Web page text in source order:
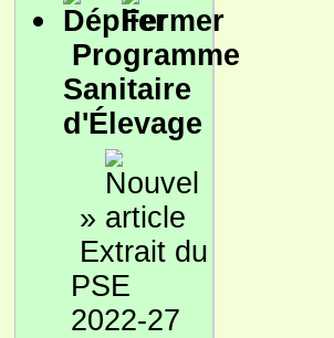
Programme
Sanitaire
d'Élevage
»
Extrait du
PSE
2022-27